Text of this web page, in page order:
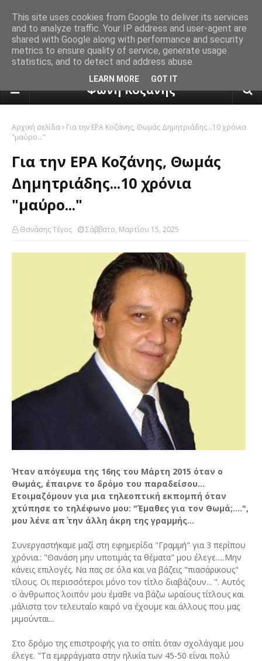
πρόγνωση καιρού από το
Φωνή Κοζάνης
Αρχική σελίδα
Για την ΕΡΑ Κοζάνης, Θωμάς Δημητριάδης...10 χρόνια
"μαύρο..."
Για την ΕΡΑ Κοζάνης, Θωμάς
Δημητριάδης...10 χρόνια
"μαύρο..."
Θανάσης Τέγος Σάββατο, Μαρτίου 15, 2025
Ήταν απόγευμα της 16ης του Μάρτη 2015 όταν ο
Θωμάς, έπαιρνε το δρόμο του παραδείσου...
Ετοιμαζόμουν για μια τηλεοπτική εκπομπή όταν
χτύπησε το τηλέφωνο μου: "Έμαθες για τον Θωμά;....",
μου λένε απ΄ την άλλη άκρη της γραμμής...
Συνεργαστήκαμε μαζί στη εφημερίδα "Γραμμή" για 3 περίπου
χρόνια.: "Θανάση μην υποτιμάς τα θέματα" μου έλεγε.....Μην
κάνεις επιλογές. Να πας σε όλα και να βάζεις "πιασάρικους"
τίλους. Οι περισσότεροι μόνο τον τίτλο διαβάζουν... ". Αυτός
ο άνθρωπος λοιπόν μου έμαθε να βάζω ωραίους τίτλους και
μάλιστα τον τελευταίο καιρό να έχουμε και άλλους που μας
μιμούνται...
Στο δρόμο της επιστροφής για το σπίτι όταν σχολάγαμε μου
έλεγε. "Τα εμφράγματα στην ηλικία των 45-50 είναι πολύ
This site uses cookies from Google to deliver its services
and to analyze traffic. Your IP address and user-agent are
shared with Google along with performance and security
metrics to ensure quality of service, generate usage
statistics, and to detect and address abuse.
LEARN MORE GOT IT